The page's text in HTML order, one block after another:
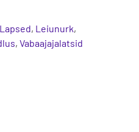
Lapsed, Leiunurk,
, Vabaajajalatsid